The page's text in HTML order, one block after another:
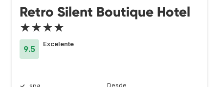
Retro Silent Boutique Hotel
★★★★
9.5
Excelente
Desde